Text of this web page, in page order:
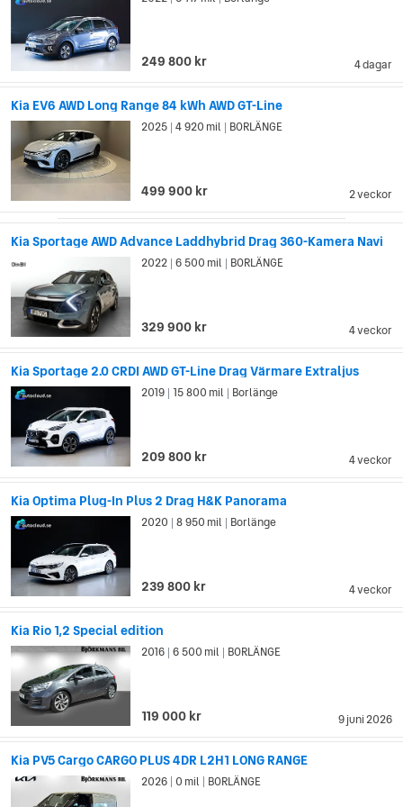
igenkännbara. Designen blev snabbt väldigt populär, och alla
Kias bilmodeller bär på tigernosen sedan dess.
4 dagar
249 800 kr
Kia EV6 AWD Long Range 84 kWh AWD GT-Line
2 veckor
2025 4 920 mil BORLÄNGE
499 900 kr
Kia Sportage AWD Advance Laddhybrid Drag 360-Kamera Navi
4 veckor
2022 6 500 mil BORLÄNGE
329 900 kr
Kia Sportage 2.0 CRDI AWD GT-Line Drag Värmare Extraljus
4 veckor
2019 15 800 mil Borlänge
209 800 kr
Kia Optima Plug-In Plus 2 Drag H&K Panorama
4 veckor
2020 8 950 mil Borlänge
239 800 kr
Kia Rio 1,2 Special edition
9 juni 2026
2016 6 500 mil BORLÄNGE
119 000 kr
Kia PV5 Cargo CARGO PLUS 4DR L2H1 LONG RANGE
2026 0 mil BORLÄNGE